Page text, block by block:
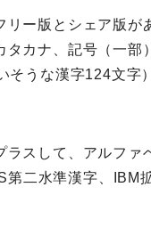
リー版とシェア版が
タカナ、記号（一
そうな漢字124文字
ラスして、アルフ
第二水準漢字、IBM